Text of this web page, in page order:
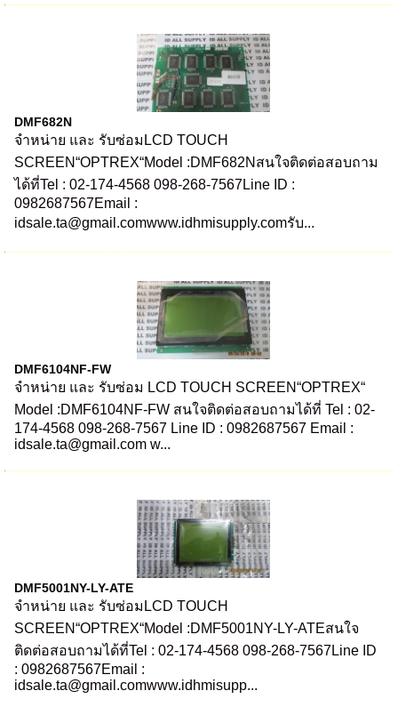
DMF682N
จำหน่าย และ รับซ่อมLCD TOUCH
SCREEN“OPTREX“Model :DMF682Nสนใจติดต่อสอบถาม
ได้ที่Tel : 02-174-4568 098-268-7567Line ID :
0982687567Email :
idsale.ta@gmail.comwww.idhmisupply.comรับ...
DMF6104NF-FW
จำหน่าย และ รับซ่อม LCD TOUCH SCREEN“OPTREX“
Model :DMF6104NF-FW สนใจติดต่อสอบถามได้ที่ Tel : 02-
174-4568 098-268-7567 Line ID : 0982687567 Email :
idsale.ta@gmail.com w...
DMF5001NY-LY-ATE
จำหน่าย และ รับซ่อมLCD TOUCH
SCREEN“OPTREX“Model :DMF5001NY-LY-ATEสนใจ
ติดต่อสอบถามได้ที่Tel : 02-174-4568 098-268-7567Line ID
: 0982687567Email :
idsale.ta@gmail.comwww.idhmisupp...